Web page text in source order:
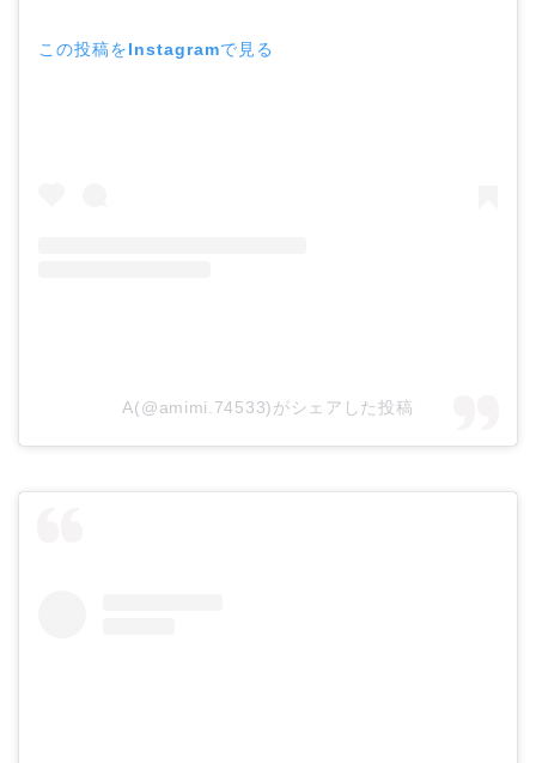
この投稿をInstagramで見る
A(@amimi.74533)がシェアした投稿